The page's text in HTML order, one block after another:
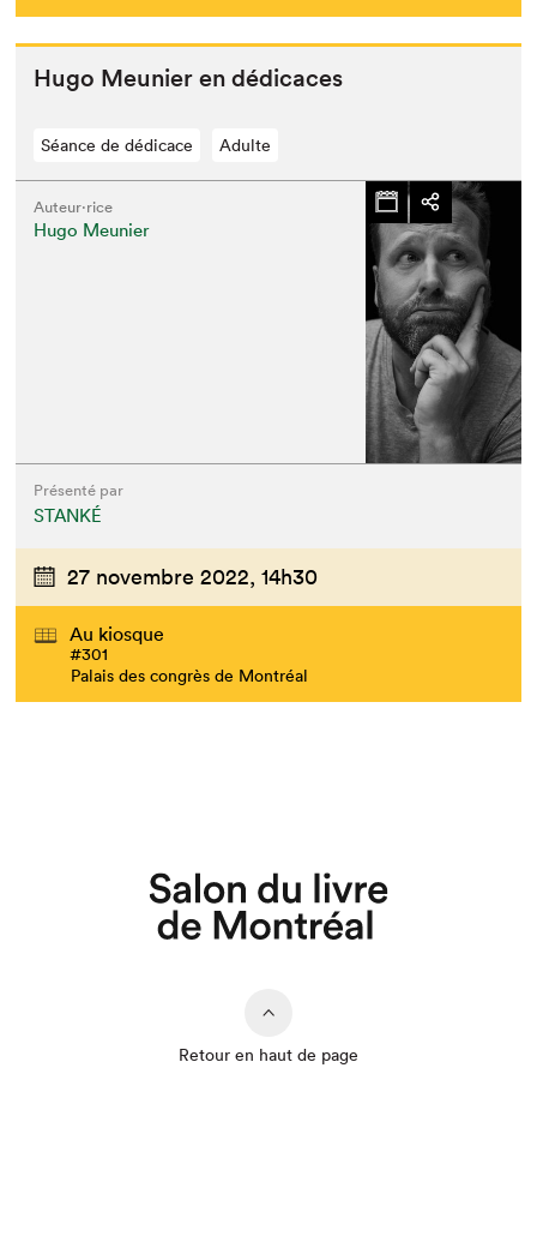
Que cherchez-vous?
Hugo Meu­nier en dédicaces
Séance de dédicace Adulte
Auteur·rice
Hugo Meunier
Présenté par
STANKÉ
27 novembre 2022, 14h30
Au kiosque
#301
Palais des congrès de Montréal
Retour en haut de page